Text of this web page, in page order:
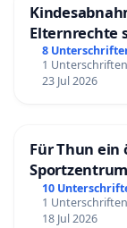
Elternrechte
8
1
23 Jul 2026
Für Thun
10
1
18 Jul 2026